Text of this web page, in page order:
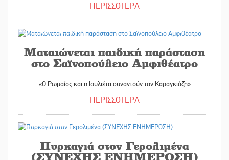
ΠΕΡΙΣΣΟΤΕΡΑ
Ματαιώνεται παιδική παράσταση
στο Σαϊνοπούλειο Αμφιθέατρο
«Ο Ρωμαίος και η Ιουλιέτα συναντούν τον Καραγκιόζη»
ΠΕΡΙΣΣΟΤΕΡΑ
Πυρκαγιά στον Γερολιμένα
(ΣΥΝΕΧΗΣ ΕΝΗΜΕΡΩΣΗ)